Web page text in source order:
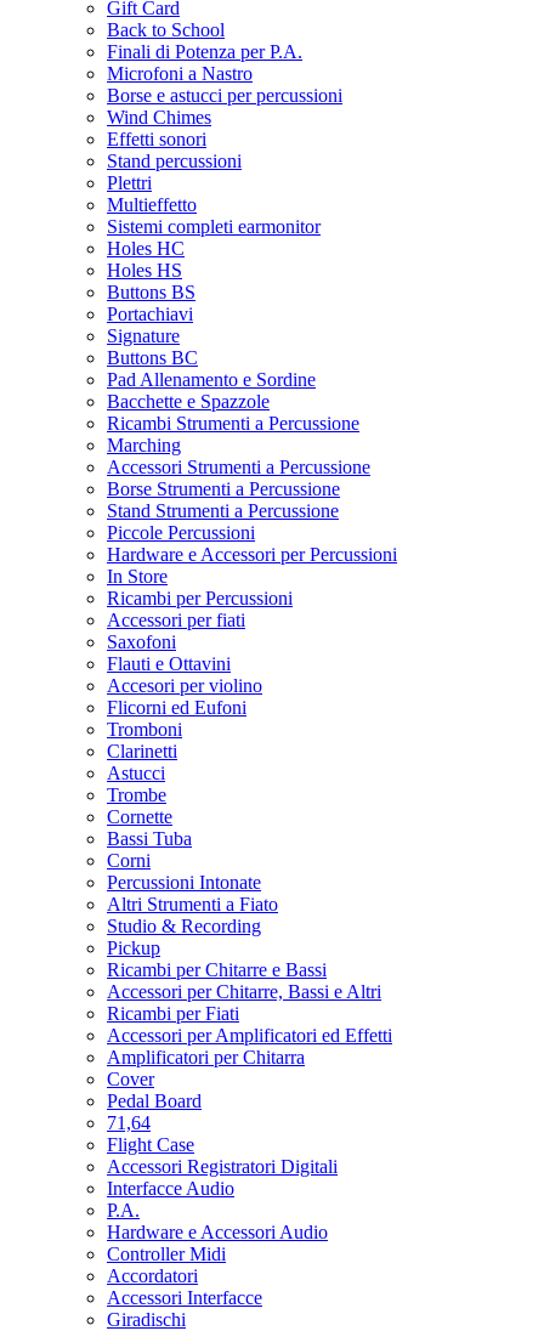
Gift Card
Back to School
Finali di Potenza per P.A.
Microfoni a Nastro
Borse e astucci per percussioni
Wind Chimes
Effetti sonori
Stand percussioni
Plettri
Multieffetto
Sistemi completi earmonitor
Holes HC
Holes HS
Buttons BS
Portachiavi
Signature
Buttons BC
Pad Allenamento e Sordine
Bacchette e Spazzole
Ricambi Strumenti a Percussione
Marching
Accessori Strumenti a Percussione
Borse Strumenti a Percussione
Stand Strumenti a Percussione
Piccole Percussioni
Hardware e Accessori per Percussioni
In Store
Ricambi per Percussioni
Accessori per fiati
Saxofoni
Flauti e Ottavini
Accesori per violino
Flicorni ed Eufoni
Tromboni
Clarinetti
Astucci
Trombe
Cornette
Bassi Tuba
Corni
Percussioni Intonate
Altri Strumenti a Fiato
Studio & Recording
Pickup
Ricambi per Chitarre e Bassi
Accessori per Chitarre, Bassi e Altri
Ricambi per Fiati
Accessori per Amplificatori ed Effetti
Amplificatori per Chitarra
Cover
Pedal Board
71,64
Flight Case
Accessori Registratori Digitali
Interfacce Audio
P.A.
Hardware e Accessori Audio
Controller Midi
Accordatori
Accessori Interfacce
Giradischi